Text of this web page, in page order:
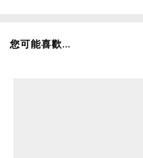
您可能喜歡...